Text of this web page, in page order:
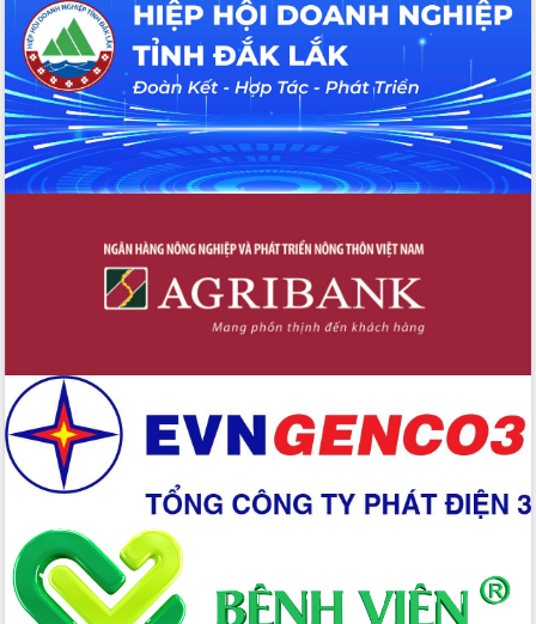
hiện nhiệm vụ quản lý tài sản công
hàng tuần
Tháo gỡ những vướng mắc, đẩy mạnh
công tác cải cách thủ tục hành chính
tại Trung tâm Phục vụ hành chính
công tỉnh
Đắk Lắk: Tôn vinh 46 giải pháp tại Hội
thi Sáng tạo Kỹ thuật 2024 - 2025
về phát triển nuôi trồng thủy sản
Phó Chủ tịch UBND tỉnh Đắk Lắk
Trương Công Thái kiểm tra thực địa
Dự án cao tốc Khánh Hòa - Buôn Ma
Định vị cà phê Việt Nam như một “di
sản sống” trong dòng chảy toàn cầu
Xây dựng nông thôn mới: Nâng cao đời
sống người dân từ những mô hình thiết
thực
Quyết liệt tháo gỡ vướng mắc, đẩy
nhanh tiến độ các dự án trọng điểm
trong Khu kinh tế Nam Phú Yên
Hòn Yến phát triển du lịch gắn với bảo
tồn biển